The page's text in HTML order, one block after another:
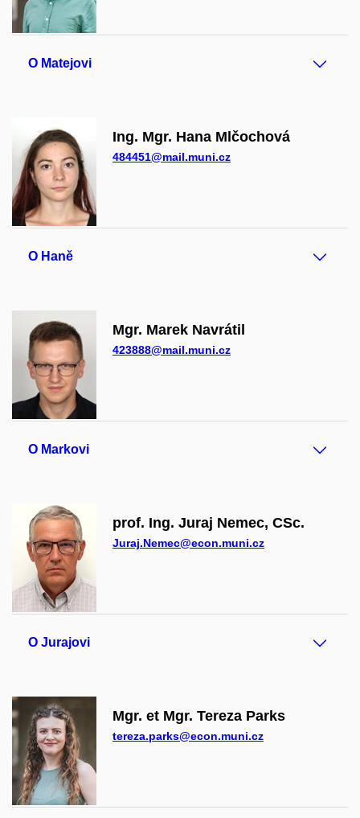
O Matejovi
Ing. Mgr. Hana Mlčochová
484451@mail.muni.cz
O Haně
Mgr. Marek Navrátil
423888@mail.muni.cz
O Markovi
prof. Ing. Juraj Nemec, CSc.
Juraj.Nemec@econ.muni.cz
O Jurajovi
Mgr. et Mgr. Tereza Parks
tereza.parks@econ.muni.cz